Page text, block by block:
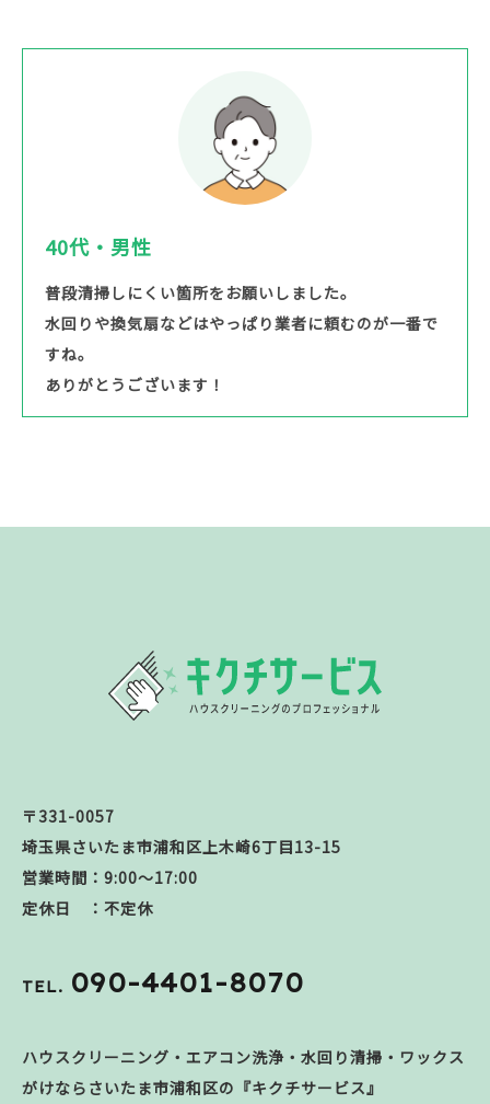
40代・男性
普段清掃しにくい箇所をお願いしました。
水回りや換気扇などはやっぱり業者に頼むのが一番で
すね。
ありがとうございます！
〒331-0057
埼玉県さいたま市浦和区上木崎6丁目13-15
営業時間：9:00～17:00
定休日 ：不定休
TEL. 090-4401-8070
ハウスクリーニング・エアコン洗浄・水回り清掃・ワックス
がけならさいたま市浦和区の『キクチサービス』